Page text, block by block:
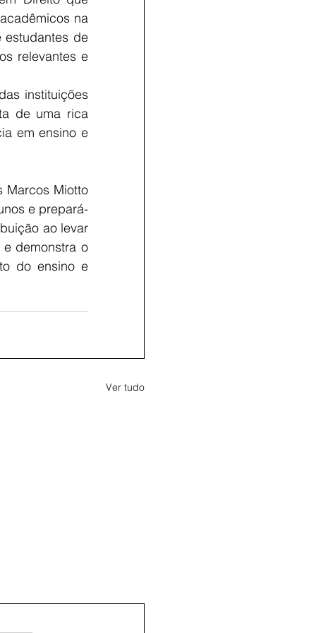
na
estudantes de
relevantes e
instituições
de uma rica
em ensino e
Marcos Miotto
e prepará-
ao levar
demonstra o
do ensino e
Ver tudo